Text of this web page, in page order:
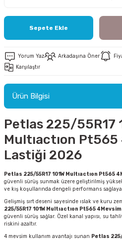
Sepete Ekle
Yorum Yaz Arkadaşına Öner
Karşılaştır
Ürün Bilgisi
Petlas 225/55R17
Multıactıon
Lastiği 2026
Petlas 225/55R17 101W Multıactıon Pt565
güvenli sürüş sunmak üzere geliştirilmiş
ve kış koşullarında dengeli performans
Gelişmiş sırt deseni sayesinde ıslak ve kuru
225/55R17 101W Multıactıon Pt565
güvenli sürüş sağlar. Özel kanal yapısı, su
riskini azaltır.
4 mevsim kullanım avantajı sunan Petlas 225/